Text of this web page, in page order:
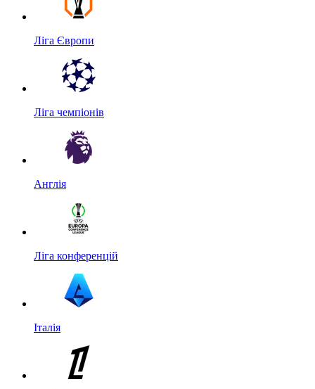
Ліга Європи
Ліга чемпіонів
Англія
Ліга конференцій
Італія